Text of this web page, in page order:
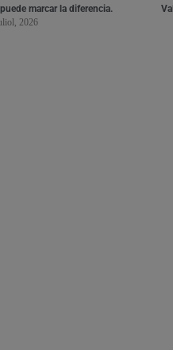
marcar la diferencia.
2026